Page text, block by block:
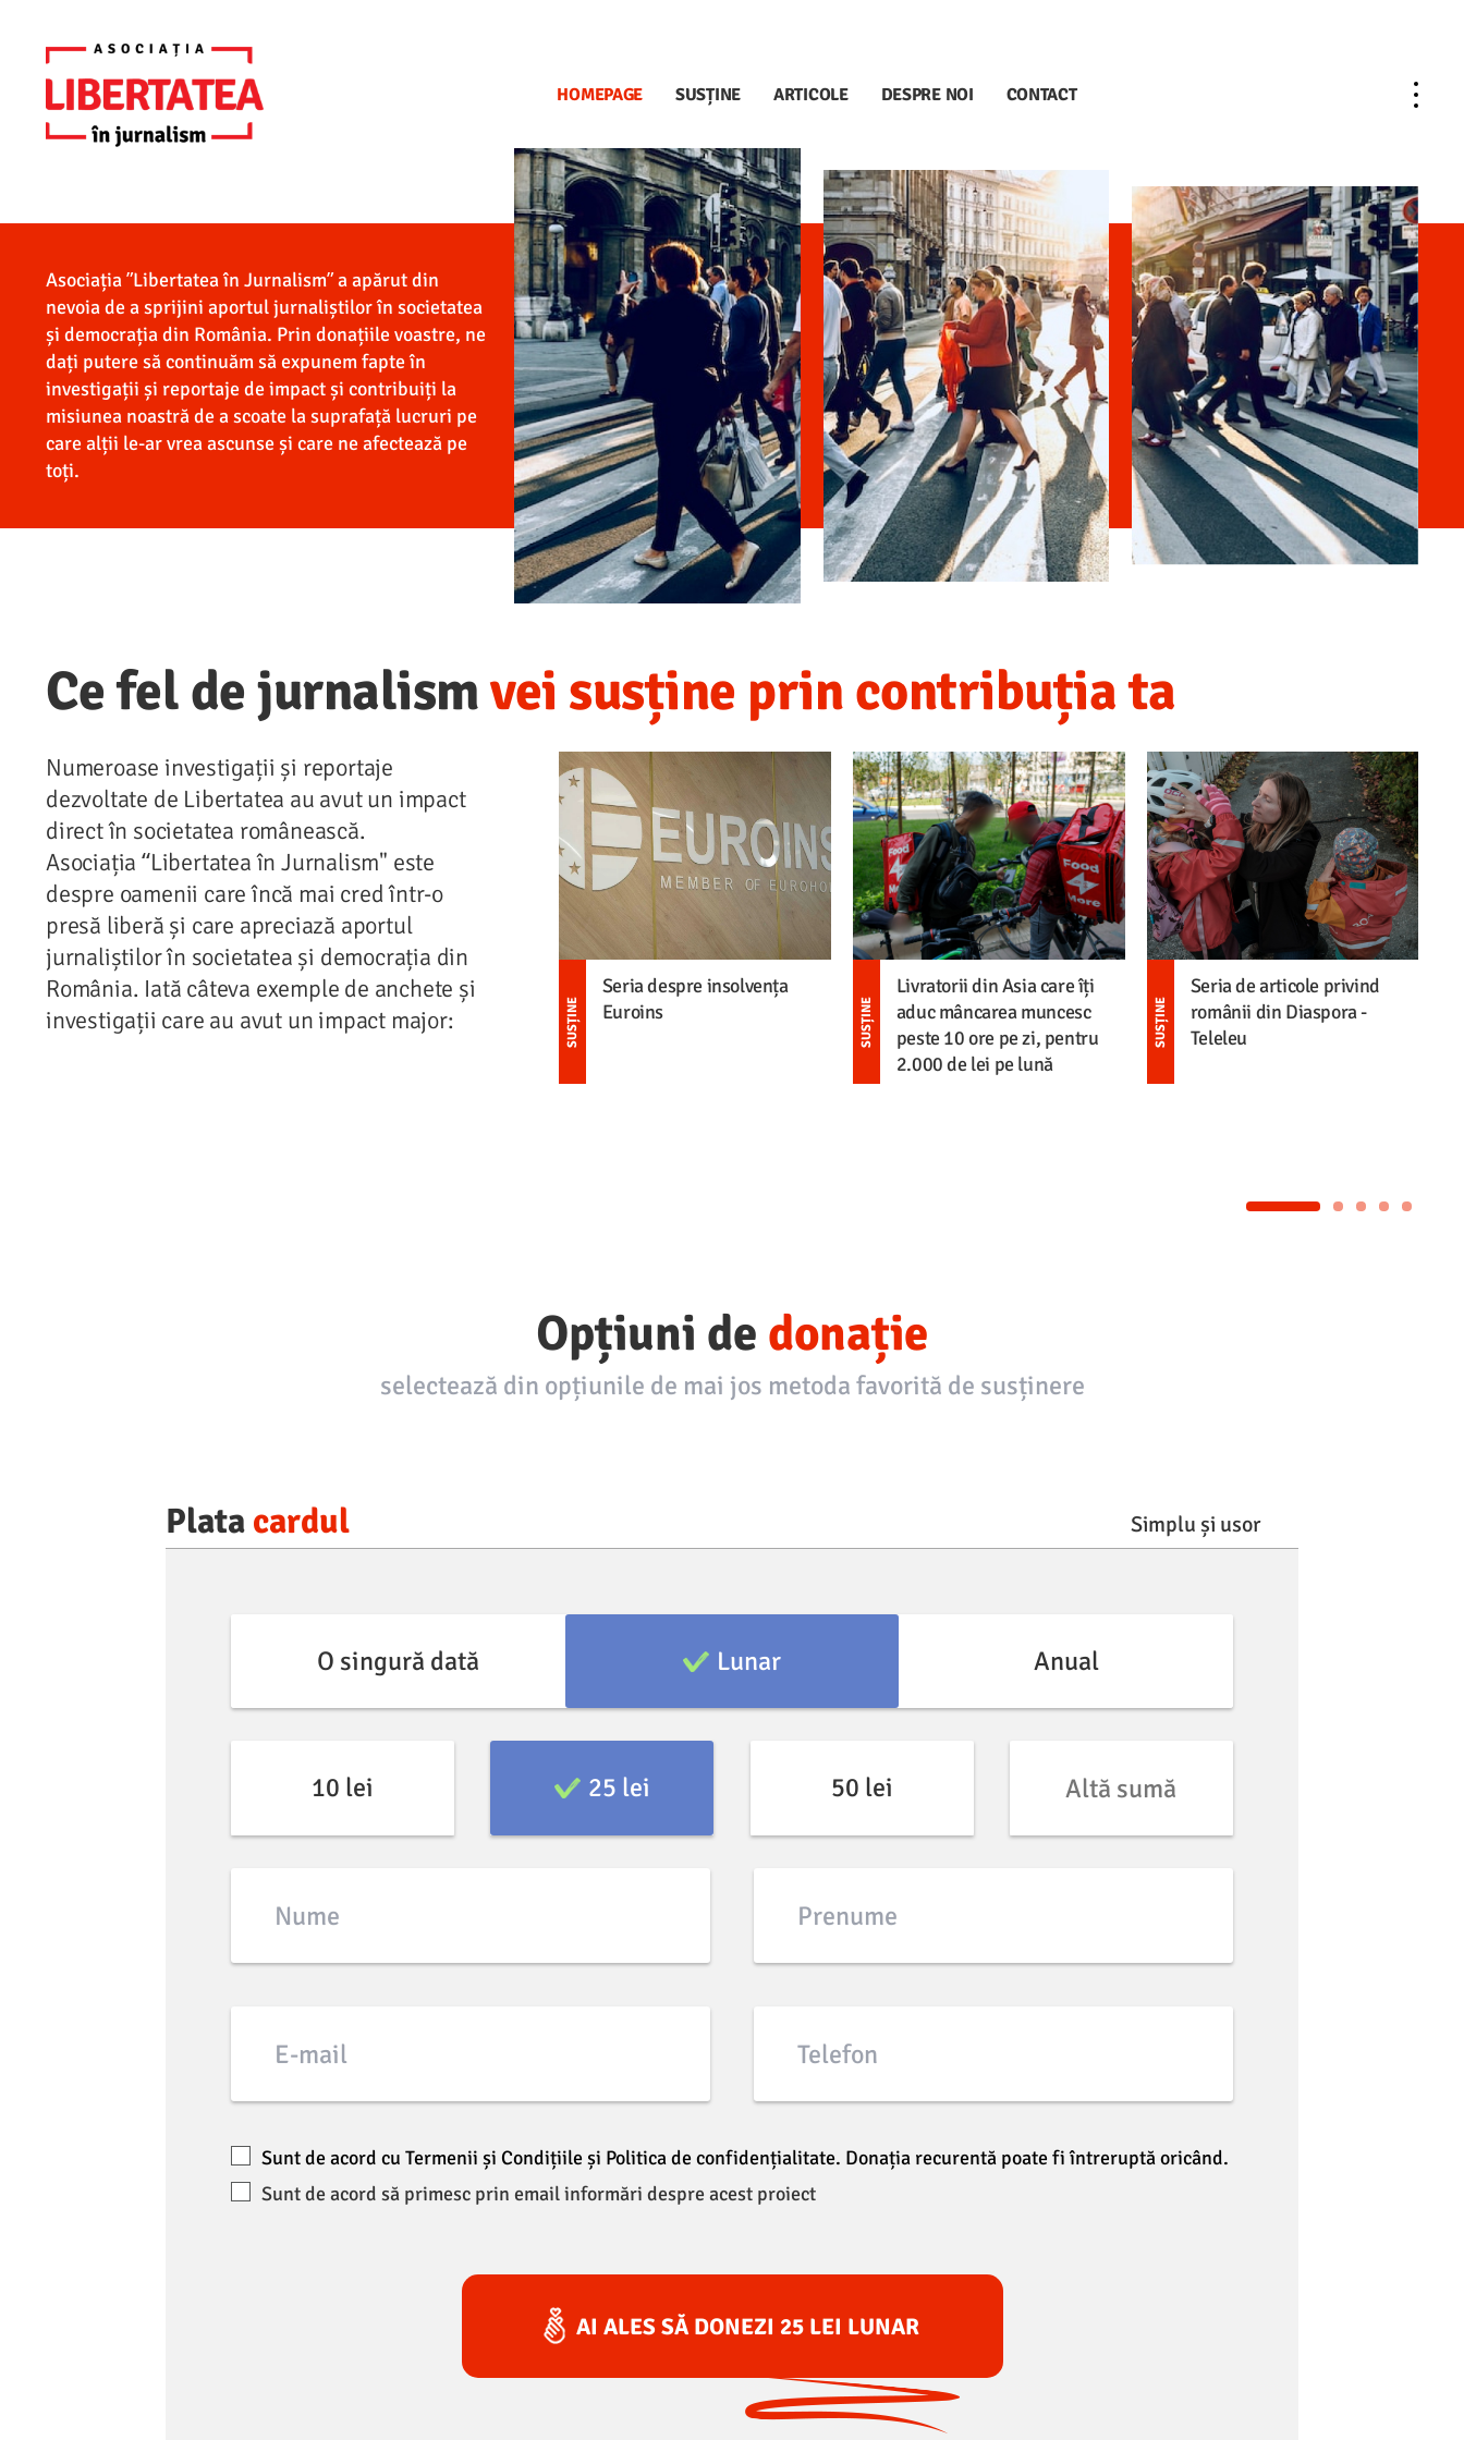
HOMEPAGE SUSȚINE ARTICOLE DESPRE NOI CONTACT
Asociația ”Libertatea în Jurnalism” a apărut din
nevoia de a sprijini aportul jurnaliștilor în societatea
și democrația din România. Prin donațiile voastre, ne
dați putere să continuăm să expunem fapte în
investigații și reportaje de impact și contribuiți la
misiunea noastră de a scoate la suprafață lucruri pe
care alții le-ar vrea ascunse și care ne afectează pe
toți.
Ce fel de jurnalismvei susține prin contribuția ta
Numeroase investigații și reportaje
dezvoltate de Libertatea au avut un impact
direct în societatea românească.
Asociația “Libertatea în Jurnalism" este
despre oamenii care încă mai cred într-o
presă liberă și care apreciază aportul
jurnaliștilor în societatea și democrația din
România. Iată câteva exemple de anchete și
investigații care au avut un impact major:
SUSȚINE
Seria despre insolvența
Euroins
SUSȚINE
Livratorii din Asia care îți
aduc mâncarea muncesc
peste 10 ore pe zi, pentru
2.000 de lei pe lună
SUSȚINE
Seria de articole privind
românii din Diaspora -
Teleleu
Opțiuni de donație
selectează din opțiunile de mai jos metoda favorită de susținere
Plata cardul Simplu și usor
O singură dată Lunar Anual
10 lei 25 lei 50 lei
Nume Prenume
E-mail Telefon
Sunt de acord cu Termenii și Condițiile și Politica de confidențialitate. Donația recurentă poate fi întreruptă oricând.
Sunt de acord să primesc prin email informări despre acest proiect
AI ALES SĂ DONEZI 25 LEI LUNAR